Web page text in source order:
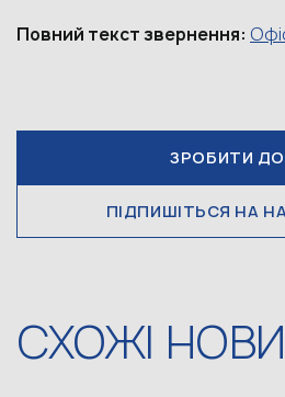
Повний текст звернення:
ЗРОБИТИ
ПІДПИШІТЬСЯ НА
СХОЖІ